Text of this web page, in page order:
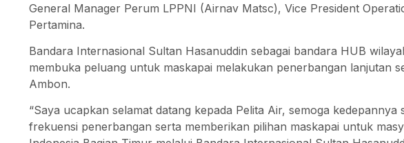
General Manager Perum LPPNI (Airnav Matsc), Vice President
Pertamina.
Bandara Internasional Sultan Hasanuddin sebagai bandara HUB
membuka peluang untuk maskapai melakukan penerbangan lanjutan
Ambon.
“Saya ucapkan selamat datang kepada Pelita Air, semoga
frekuensi penerbangan serta memberikan pilihan maskapai untuk